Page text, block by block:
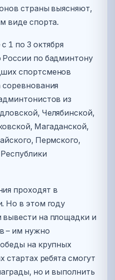
страны выясняют,
виде спорта.
1 по 3 октября
по бадминтону
спортсменов
из
Челябинской,
Магаданской,
Пермского,
проходят в
Но в этом году
на площадки и
– им нужно
на крупных
стартах ребята смогут
но и выполнить